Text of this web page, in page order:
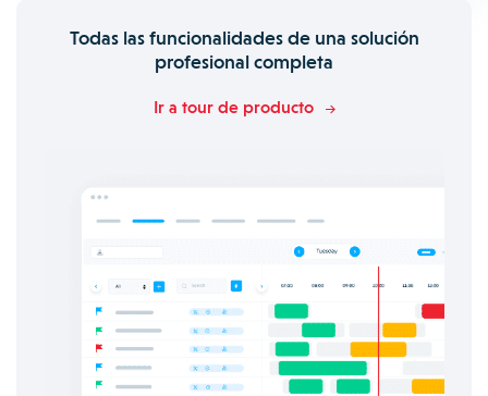
Todas las funcionalidades de una solución
profesional completa
Ir a tour de producto